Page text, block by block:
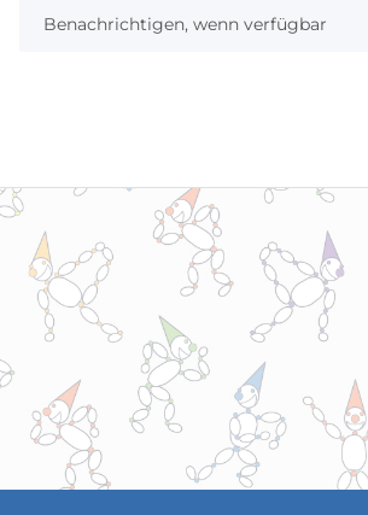
Benachrichtigen, wenn verfügbar